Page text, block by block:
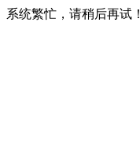
系统繁忙，请稍后再试！